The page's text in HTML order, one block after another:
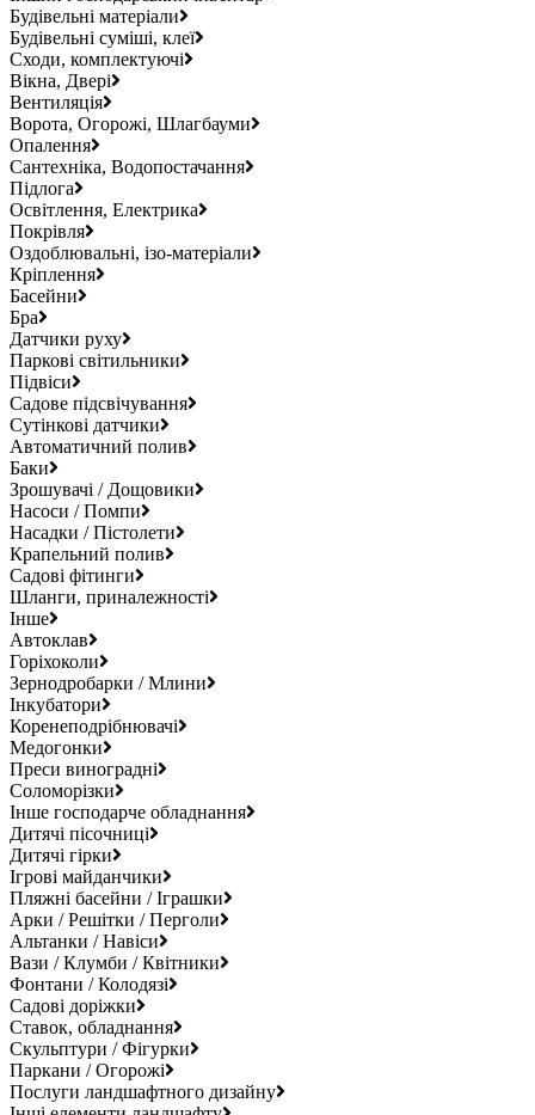
Будівельні матеріали
Будівельні суміші, клеї
Сходи, комплектуючі
Вікна, Двері
Вентиляція
Ворота, Огорожі, Шлагбауми
Опалення
Сантехніка, Водопостачання
Підлога
Освітлення, Електрика
Покрівля
Оздоблювальні, ізо-матеріали
Кріплення
Басейни
Бра
Датчики руху
Паркові світильники
Підвіси
Садове підсвічування
Сутінкові датчики
Автоматичний полив
Баки
Зрошувачі / Дощовики
Насоси / Помпи
Насадки / Пістолети
Крапельний полив
Садові фітинги
Шланги, приналежності
Інше
Автоклав
Горіхоколи
Зернодробарки / Млини
Інкубатори
Коренеподрібнювачі
Медогонки
Преси виноградні
Соломорізки
Інше господарче обладнання
Дитячі пісочниці
Дитячі гірки
Ігрові майданчики
Пляжні басейни / Іграшки
Арки / Решітки / Перголи
Альтанки / Навіси
Вази / Клумби / Квітники
Фонтани / Колодязі
Садові доріжки
Ставок, обладнання
Скульптури / Фігурки
Паркани / Огорожі
Послуги ландшафтного дизайну